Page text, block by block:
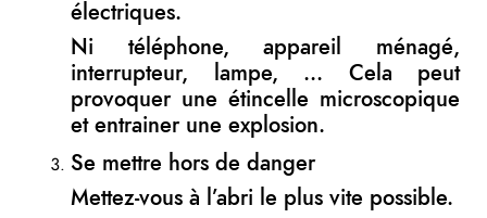
électriques.
Ni téléphone, appareil ménagé,
interrupteur, lampe, … Cela peut
provoquer une étincelle microscopique
et entrainer une explosion.
Se mettre hors de danger
Mettez-vous à l’abri le plus vite possible.